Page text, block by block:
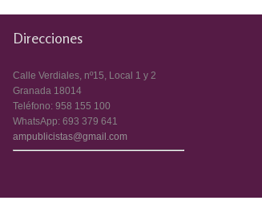
Direcciones
Calle Verdiales, nº15, Local 1 y 2
Granada 18014
Teléfono: 958 155 100
WhatsApp: 693 379 641
ampublicistas@gmail.com